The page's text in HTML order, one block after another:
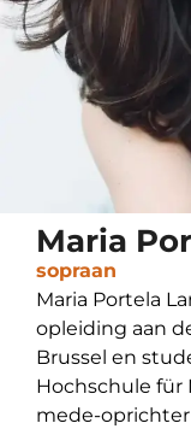
Maria
sopraan
Maria Portela
opleiding aan
Brussel en
Hochschule für
mede-